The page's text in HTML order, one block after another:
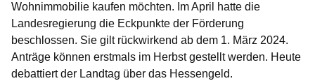
Wohnimmobilie kaufen möchten. Im April hatte die
Landesregierung die Eckpunkte der Förderung
beschlossen. Sie gilt rückwirkend ab dem 1. März 2024.
Anträge können erstmals im Herbst gestellt werden. Heute
debattiert der Landtag über das Hessengeld.